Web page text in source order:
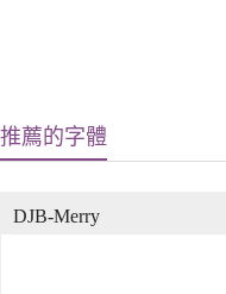
推薦的字體
DJB-Merry